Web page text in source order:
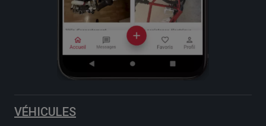
VÉHICULES